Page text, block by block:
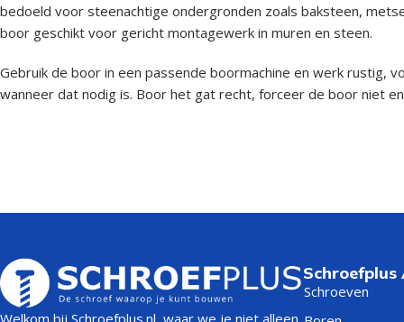
bedoeld voor steenachtige ondergronden zoals baksteen,
boor geschikt voor gericht montagewerk in muren en steen.
Gebruik de boor in een passende boormachine en werk rustig,
wanneer dat nodig is. Boor het gat recht, forceer de boor niet
Schroeven